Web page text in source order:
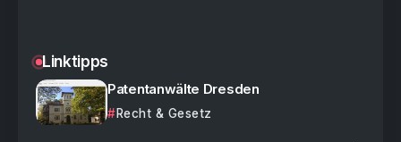
Linktipps
Patentanwälte Dresden
Recht & Gesetz